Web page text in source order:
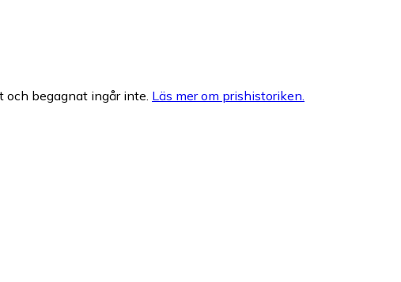
begagnat ingår inte. Läs mer om prishistoriken.